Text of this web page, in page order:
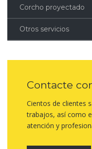
Corcho proyectado
Otros servicios
Contacte
Cientos de clientes
trabajos, así como
atención y